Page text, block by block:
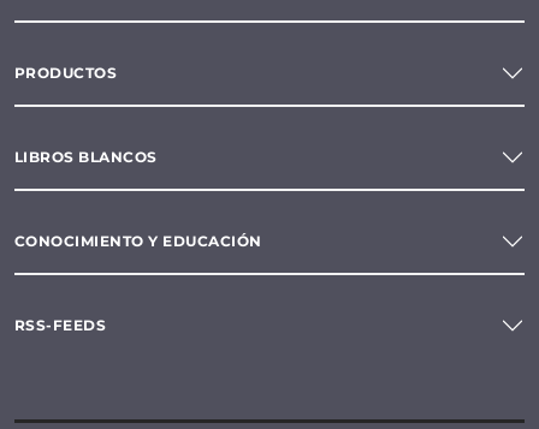
PRODUCTOS
LIBROS BLANCOS
CONOCIMIENTO Y EDUCACIÓN
RSS-FEEDS